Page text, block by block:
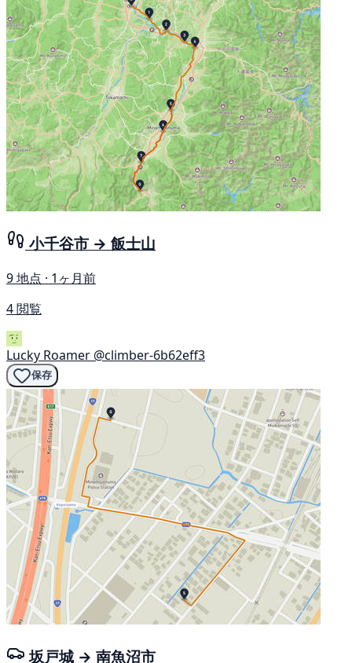
小千谷市 → 飯士山
9 地点 · 1ヶ月前
4 閲覧
Lucky Roamer @climber-6b62eff3
保存
坂戸城 → 南魚沼市